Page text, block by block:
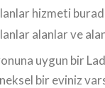
hizmeti
alanlar ve
uygun bir
bir eviniz